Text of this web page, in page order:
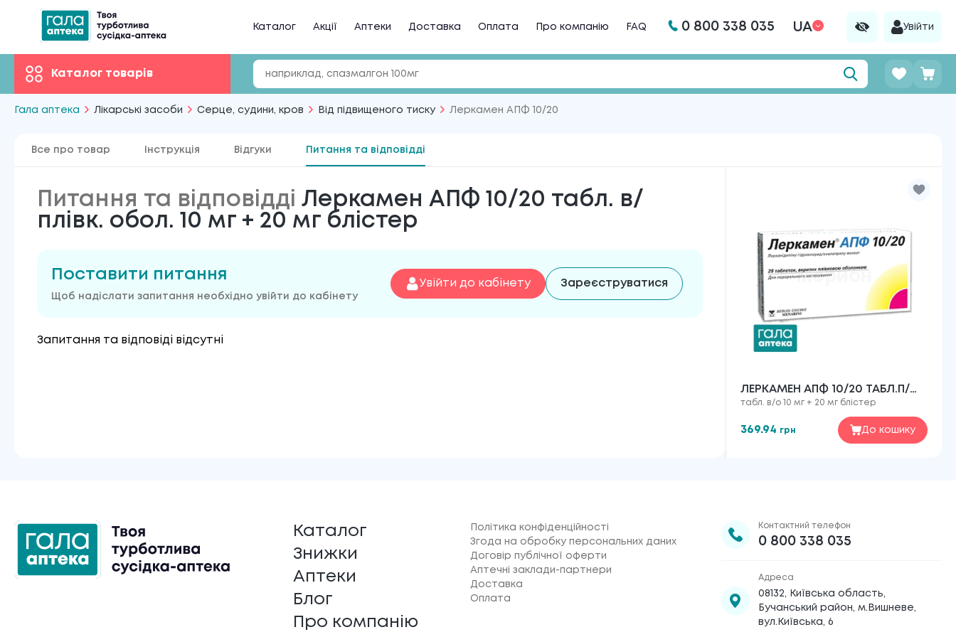
Каталог Акції Аптеки Доставка Оплата Про компанію FAQ 0 800 338 035 UA Увійти
Каталог товарів
Гала аптека Лікарські засоби Серце, судини, кров Від підвищеного тиску Леркамен АПФ 10/20
Все про товар Інструкція Відгуки Питання та відповідді
Питання та відповідді Леркамен АПФ 10/20 табл. в/
плівк. обол. 10 мг + 20 мг блістер
Поставити питання
Щоб надіслати запитання необхідно увійти до кабінету
Увійти до кабінету Зареєструватися
Запитання та відповіді відсутні
ЛЕРКАМЕН АПФ 10/20 ТАБЛ.П/
ПЛ.ОБ. №28
табл. в/о 10 мг + 20 мг блістер
369.94 грн До кошику
Каталог
Знижки
Аптеки
Блог
Про компанію
Політика конфіденційності
Згода на обробку персональних даних
Договір публічної оферти
Аптечні заклади-партнери
Доставка
Оплата
Контактний телефон
0 800 338 035
Адреса
08132, Київська область,
Бучанський район, м.Вишневе,
вул.Київська, 6